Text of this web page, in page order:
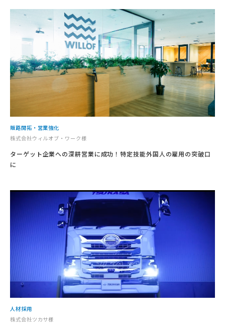
販路開拓・営業強化
株式会社ウィルオブ・ワーク様
ターゲット企業への深耕営業に成功！特定技能外国人の雇用の突破口
に
人材採用
株式会社ツカサ様